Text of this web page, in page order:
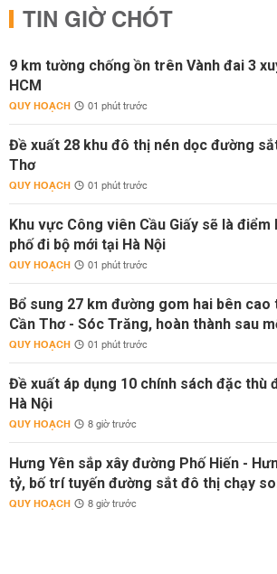
TIN GIỜ CHÓT
9 km tường chống ồn trên Vành đai 3
HCM
QUY HOẠCH 01 phút trước
Đề xuất 28 khu đô thị nén dọc đường
Thơ
QUY HOẠCH 01 phút trước
Khu vực Công viên Cầu Giấy sẽ là điểm
phố đi bộ mới tại Hà Nội
QUY HOẠCH 01 phút trước
Bổ sung 27 km đường gom hai bên cao
Cần Thơ - Sóc Trăng, hoàn thành sau
QUY HOẠCH 01 phút trước
Đề xuất áp dụng 10 chính sách đặc thù
Hà Nội
QUY HOẠCH 8 giờ trước
Hưng Yên sắp xây đường Phố Hiến -
tỷ, bố trí tuyến đường sắt đô thị chạy
QUY HOẠCH 8 giờ trước